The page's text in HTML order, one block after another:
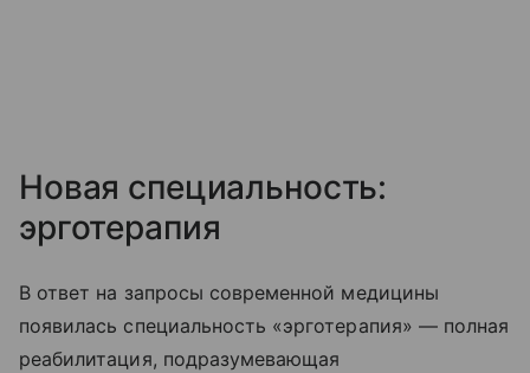
Новая специальность:
эрготерапия
В ответ на запросы современной медицины
появилась специальность «эрготерапия» — полная
реабилитация, подразумевающая